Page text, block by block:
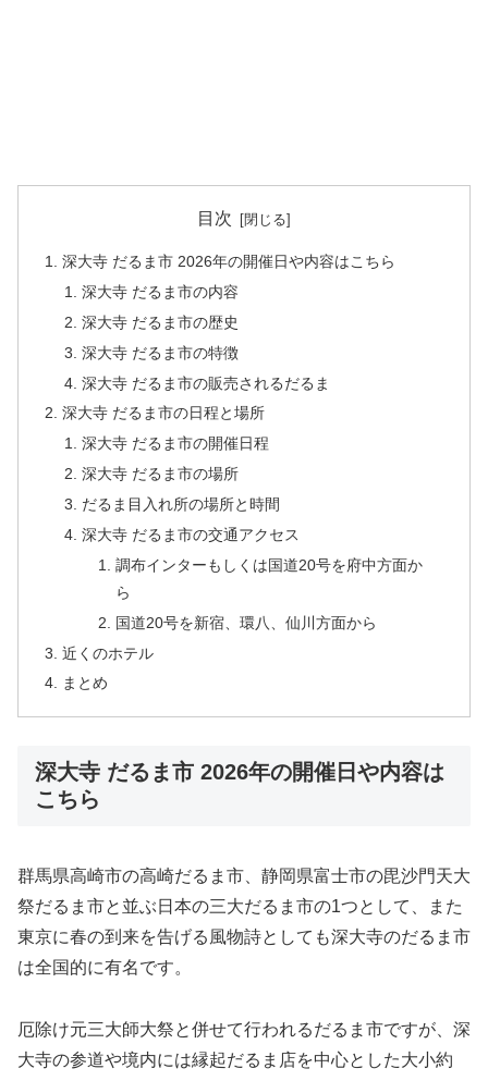
目次
深大寺 だるま市 2026年の開催日や内容はこちら
深大寺 だるま市の内容
深大寺 だるま市の歴史
深大寺 だるま市の特徴
深大寺 だるま市の販売されるだるま
深大寺 だるま市の日程と場所
深大寺 だるま市の開催日程
深大寺 だるま市の場所
だるま目入れ所の場所と時間
深大寺 だるま市の交通アクセス
調布インターもしくは国道20号を府中方面か
ら
国道20号を新宿、環八、仙川方面から
近くのホテル
まとめ
深大寺 だるま市 2026年の開催日や内容は
こちら
群馬県高崎市の高崎だるま市、静岡県富士市の毘沙門天大
祭だるま市と並ぶ日本の三大だるま市の1つとして、また
東京に春の到来を告げる風物詩としても深大寺のだるま市
は全国的に有名です。
厄除け元三大師大祭と併せて行われるだるま市ですが、深
大寺の参道や境内には縁起だるま店を中心とした大小約